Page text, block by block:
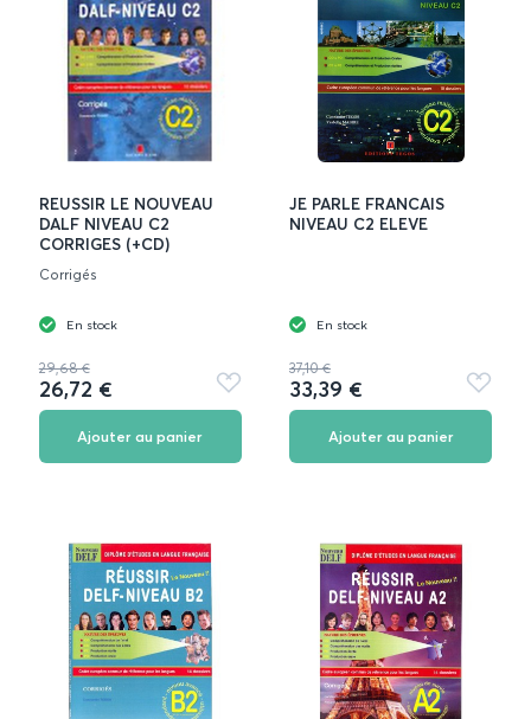
REUSSIR LE NOUVEAU
DALF NIVEAU C2
CORRIGES (+CD)
Corrigés
En stock
29,68 €
26,72 €
Ajouter
aux
Ajouter au panier
JE PARLE FRANCAIS
NIVEAU C2 ELEVE
En stock
37,10 €
33,39 €
Ajouter
aux
Ajouter au panier